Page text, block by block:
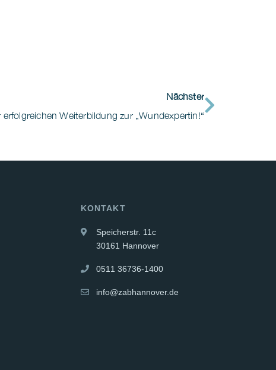
Nächster
Weiterbildung zur „Wundexpertin!“
KONTAKT
Speicherstr. 11c
30161 Hannover
0511 36736-1400
info@zabhannover.de